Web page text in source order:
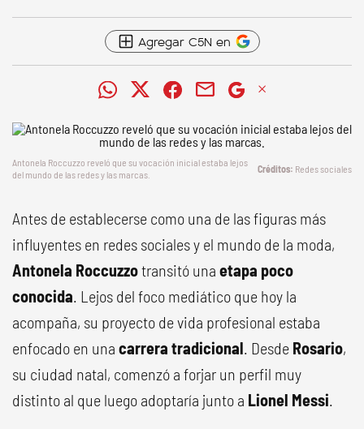
Agregar C5N en
Antonela Roccuzzo reveló que su vocación inicial estaba lejos
del mundo de las redes y las marcas.
Redes sociales
Antes de establecerse como una de las figuras más
influyentes en redes sociales y el mundo de la moda,
Antonela Roccuzzotransitó una etapa poco
conocida. Lejos del foco mediático que hoy la
acompaña, su proyecto de vida profesional estaba
enfocado en una carrera tradicional. Desde Rosario,
su ciudad natal, comenzó a forjar un perfil muy
distinto al que luego adoptaría junto a Lionel Messi.